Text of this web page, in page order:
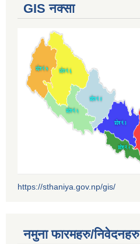
GIS नक्सा
https://sthaniya.gov.np/gis/
नमुना फारमहरु/निवेदनहरु